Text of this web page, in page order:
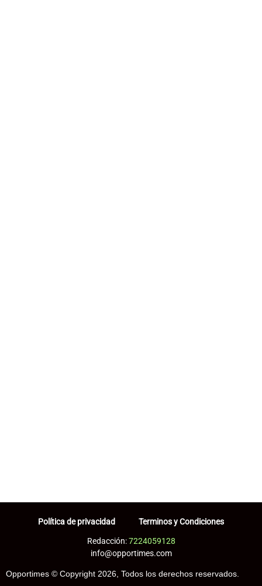
Política de privacidad Terminos y Condiciones
Redacción:7224059128
info@opportimes.com
Opportimes © Copyright 2026, Todos los derechos reservados.